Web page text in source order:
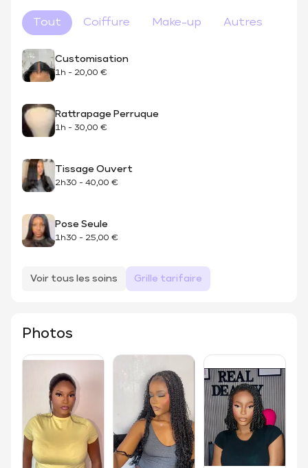
Tout Coiffure Make-up Autres
Customisation
1h - 20,00 €
Rattrapage Perruque
1h - 30,00 €
Tissage Ouvert
2h30 - 40,00 €
Pose Seule
1h30 - 25,00 €
Voir tous les soins Grille tarifaire
Photos